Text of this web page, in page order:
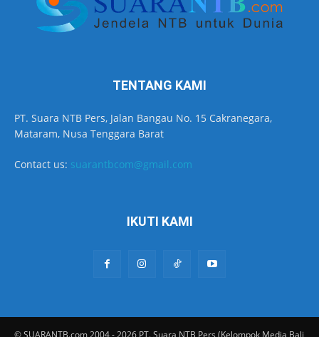
TENTANG KAMI
PT. Suara NTB Pers, Jalan Bangau No. 15 Cakranegara,
Mataram, Nusa Tenggara Barat
Contact us: suarantbcom@gmail.com
IKUTI KAMI